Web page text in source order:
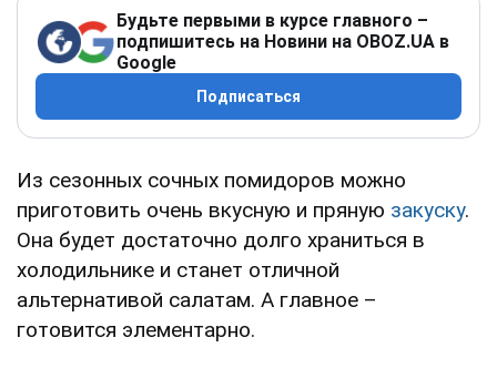
Будьте первыми в курсе главного –
подпишитесь на Новини на OBOZ.UA в
Google
Подписаться
Из сезонных сочных помидоров можно
приготовить очень вкусную и пряную закуску.
Она будет достаточно долго храниться в
холодильнике и станет отличной
альтернативой салатам. А главное –
готовится элементарно.